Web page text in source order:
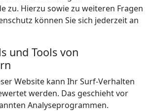
zu. Hierzu sowie zu weiteren Fragen
können Sie sich jederzeit an
und Tools von
Website kann Ihr Surf-Verhalten
werden. Das geschieht vor
Analyseprogrammen.